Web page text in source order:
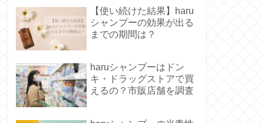
【使い続けた結果】haru
シャンプーの効果が出る
までの期間は？
haruシャンプーはドン
キ・ドラッグストアで買
えるの？市販店舗を調査